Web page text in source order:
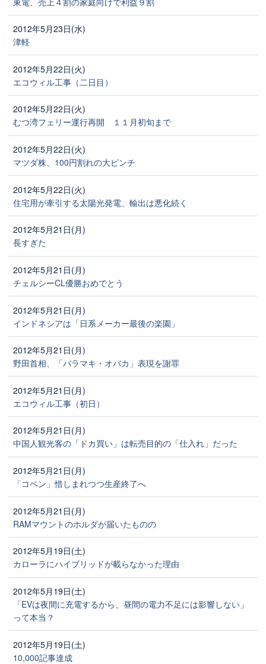
2012年5月23日(水)
津軽
2012年5月22日(火)
エコウィル工事（二日目）
2012年5月22日(火)
むつ湾フェリー運行再開 １１月初旬まで
2012年5月22日(火)
マツダ株、100円割れの大ピンチ
2012年5月22日(火)
住宅用が牽引する太陽光発電、輸出は悪化続く
2012年5月21日(月)
長すぎた
2012年5月21日(月)
チェルシーCL優勝おめでとう
2012年5月21日(月)
インドネシアは「日系メーカー最後の楽園」
2012年5月21日(月)
野田首相、「バラマキ・オバカ」表現を謝罪
2012年5月21日(月)
エコウィル工事（初日）
2012年5月21日(月)
中国人観光客の「ドカ買い」は転売目的の「仕入れ」だった
2012年5月21日(月)
「コペン」惜しまれつつ生産終了へ
2012年5月21日(月)
RAMマウントのホルダが届いたものの
2012年5月19日(土)
カローラにハイブリッドが載らなかった理由
2012年5月19日(土)
「EVは夜間に充電するから、昼間の電力不足には影響しない」
って本当？
2012年5月19日(土)
10,000記事達成